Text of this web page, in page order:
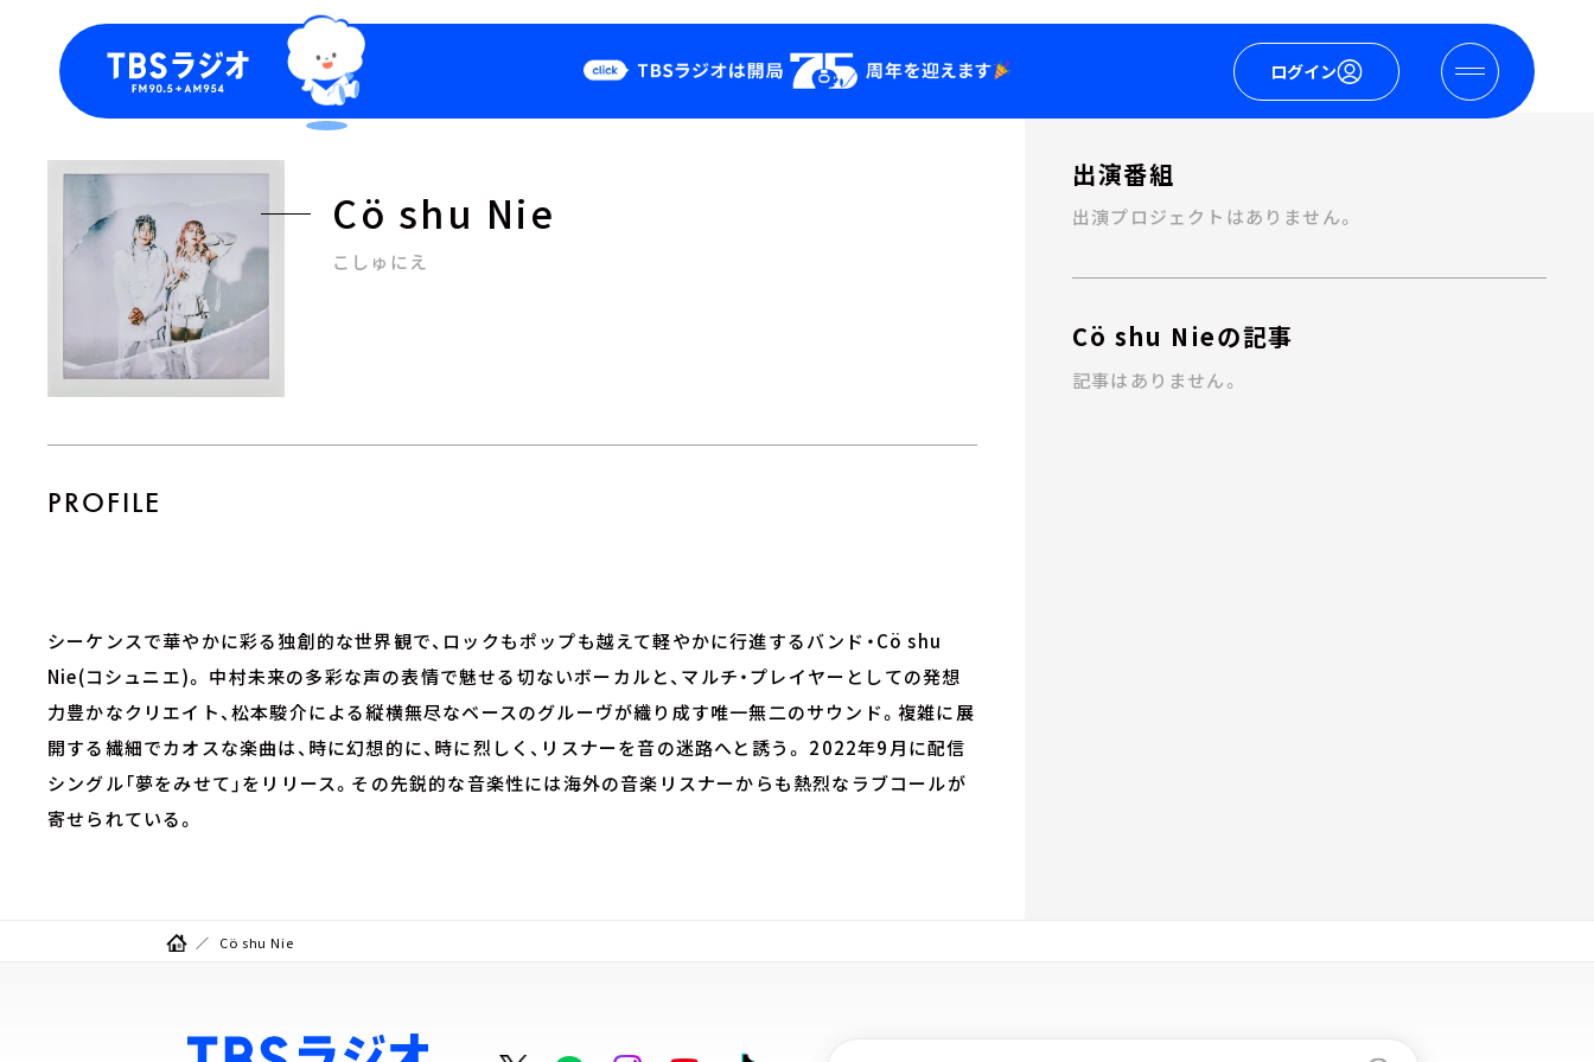
ログイン
今日の番組表
TBS
Podcast
Cö shu Nie
こしゅにえ
PROFILE
シーケンスで華やかに彩る独創的な世界観で、ロックもポップも越えて軽やかに行進するバンド・Cö shu
Nie(コシュニエ)。 中村未来の多彩な声の表情で魅せる切ないボーカルと、マルチ・プレイヤーとしての発想
力豊かなクリエイト、松本駿介による縦横無尽なベースのグルーヴが織り成す唯一無二のサウンド。複雑に展
開する繊細でカオスな楽曲は、時に幻想的に、時に烈しく、リスナーを音の迷路へと誘う。 2022年9月に配信
シングル「夢をみせて」をリリース。その先鋭的な音楽性には海外の音楽リスナーからも熱烈なラブコールが
寄せられている。
出演番組
出演プロジェクトはありません。
Cö shu Nieの記事
記事はありません。
Cö shu Nie